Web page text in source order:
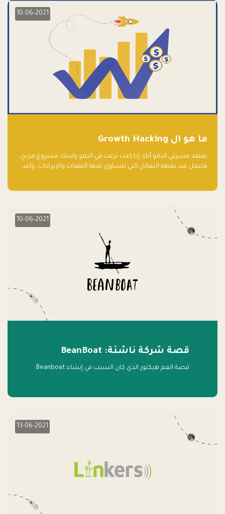
10-06-2021
ما هو ال Growth Hacking
يعتقد مسرعي النمو أنك إذا كنت ترغب في النمو ولديك مشروع مربح،
فاعمل عند نقطة التعادل التي تتساوى فيها النفقات والإيرادات، وأعد
10-06-2021
قصة شركة ناشئة: BeanBoat
قصة العم هيكتور الذي كان السبب في إنشاء Beanboat
13-06-2021